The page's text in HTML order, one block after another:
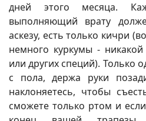
дней этого месяца.
выполняющий врату
аскезу, есть только кичри
немного куркумы -
или других специй). Только
с пола, держа руки
наклоняетесь, чтобы
сможете только ртом и